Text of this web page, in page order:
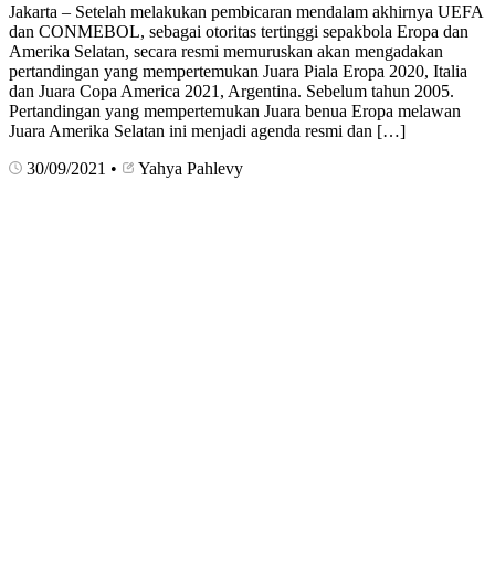
Jakarta – Setelah melakukan pembicaran mendalam akhirnya UEFA
dan CONMEBOL, sebagai otoritas tertinggi sepakbola Eropa dan
Amerika Selatan, secara resmi memuruskan akan mengadakan
pertandingan yang mempertemukan Juara Piala Eropa 2020, Italia
dan Juara Copa America 2021, Argentina. Sebelum tahun 2005.
Pertandingan yang mempertemukan Juara benua Eropa melawan
Juara Amerika Selatan ini menjadi agenda resmi dan […]
30/09/2021 • Yahya Pahlevy